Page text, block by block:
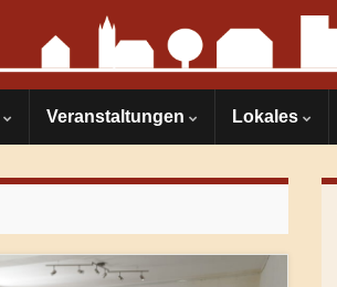
Veranstaltungen Lokales